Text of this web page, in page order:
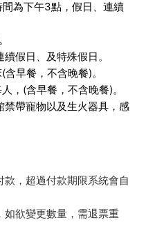
為下午3點，假日、連續
假日、及特殊假日。
早餐，不含晚餐)。
，(含早餐，不含晚餐)。
帶寵物以及生火器具，感
，超過付款期限系統會自
如欲變更數量，需退票重